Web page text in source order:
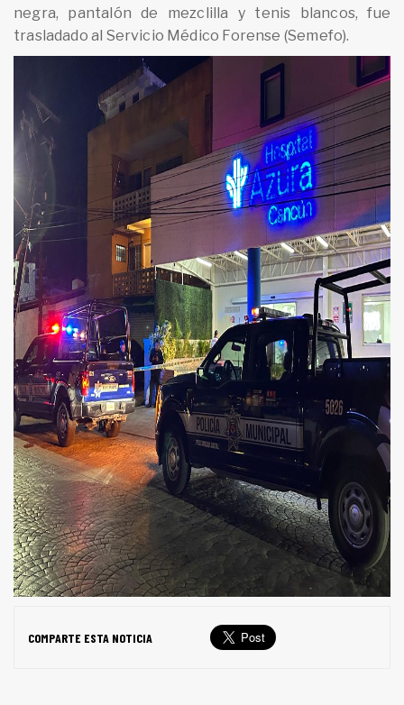
negra, pantalón de mezclilla y tenis blancos, fue
trasladado al Servicio Médico Forense (Semefo).
COMPARTE ESTA NOTICIA